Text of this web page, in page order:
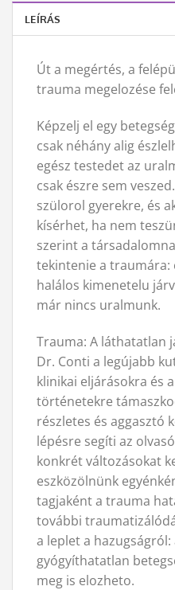
LEÍRÁS
Út a megértés, a
trauma megelozése
Képzelj el egy
csak néhány alig
egész testedet az
csak észre sem
szülorol gyerekre, és
kísérhet, ha nem
szerint a
tekintenie a traumára:
halálos kimenetelu
már nincs uralmunk.
Trauma: A láthatatlan
Dr. Conti a legújabb
klinikai eljárásokra és
történetekre
részletes és aggasztó
lépésre segíti az
konkrét változásokat
eszközölnünk
tagjaként a trauma
további
a leplet a
gyógyíthatatlan
meg is elozheto.